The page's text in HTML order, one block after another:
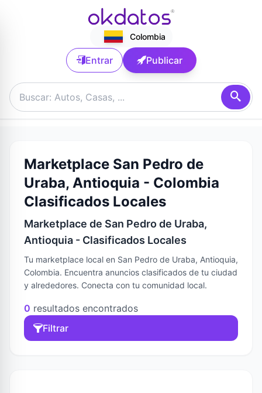
Colombia
Entrar Publicar
Marketplace San Pedro de
Uraba, Antioquia - Colombia
Clasificados Locales
Marketplace de San Pedro de Uraba,
Antioquia - Clasificados Locales
Tu marketplace local en San Pedro de Uraba, Antioquia,
Colombia. Encuentra anuncios clasificados de tu ciudad
y alrededores. Conecta con tu comunidad local.
0 resultados encontrados
Filtrar